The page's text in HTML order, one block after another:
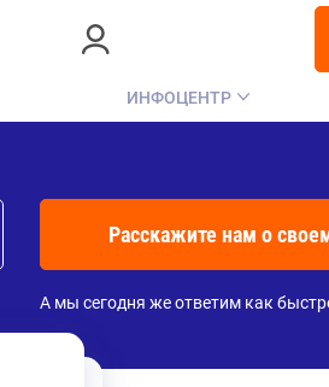
ИНФОЦЕНТР
Расскажите нам о
А мы сегодня же ответим как